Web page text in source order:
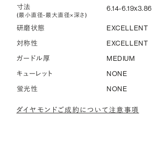
寸法
(最小直径-最大直径×深さ)
6.14-6.19x3.86
研磨状態
EXCELLENT
対称性
EXCELLENT
ガードル厚
MEDIUM
キューレット
NONE
蛍光性
NONE
ダイヤモンドご成約について注意事項